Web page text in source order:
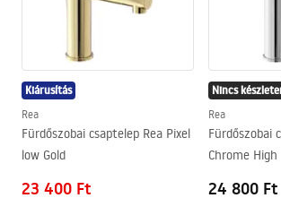
Kiárusítás
Rea
Fürdőszobai csaptelep Rea Pixel
low Gold
23 400 Ft
Nincs
Rea
Fürdőszobai
Chrome High
24 800 Ft